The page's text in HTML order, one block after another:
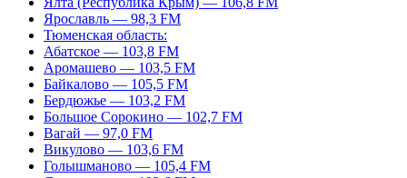
Ярославль — 98,3 FM
Тюменская область:
Абатское — 103,8 FM
Аромашево — 103,5 FM
Байкалово — 105,5 FM
Бердюжье — 103,2 FM
Большое Сорокино — 102,7 FM
Вагай — 97,0 FM
Викулово — 103,6 FM
Голышманово — 105,4 FM